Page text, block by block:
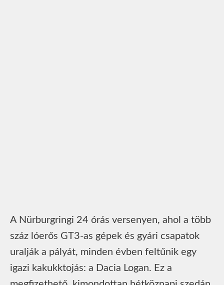
A Nürburgringi 24 órás versenyen, ahol a több
száz lóerős GT3-as gépek és gyári csapatok
uralják a pályát, minden évben feltűnik egy
igazi kakukktojás: a Dacia Logan. Ez a